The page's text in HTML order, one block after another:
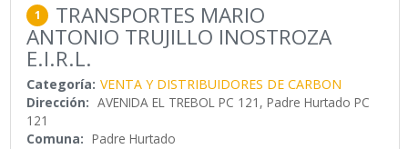
1 TRANSPORTES MARIO
ANTONIO TRUJILLO INOSTROZA
E.I.R.L.
Categoría: VENTA Y DISTRIBUIDORES DE CARBON
Dirección: AVENIDA EL TREBOL PC 121, Padre Hurtado PC
121
Comuna: Padre Hurtado